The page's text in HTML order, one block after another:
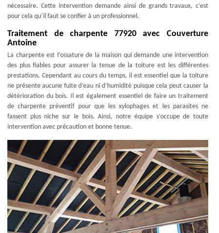
nécessaire. Cette intervention demande ainsi de grands travaux, c’est
pour cela qu’il faut se confier à un professionnel.
Traitement de charpente 77920 avec Couverture
Antoine
La charpente est l’ossature de la maison qui demande une intervention
des plus fiables pour assurer la tenue de la toiture est les différentes
prestations. Cependant au cours du temps, il est essentiel que la toiture
ne présente aucune fuite d’eau ni d’humidité puisque cela peut causer la
détérioration du bois. Il est également essentiel de faire un traitement
de charpente préventif pour que les xylophages et les parasites ne
fassent plus niche sur le bois. Ainsi, notre équipe s’occupe de toute
intervention avec précaution et bonne tenue.